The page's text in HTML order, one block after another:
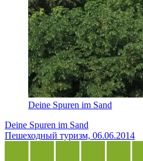
Deine Spuren im Sand
Deine Spuren im Sand
Пешеходный туризм, 06.06.2014